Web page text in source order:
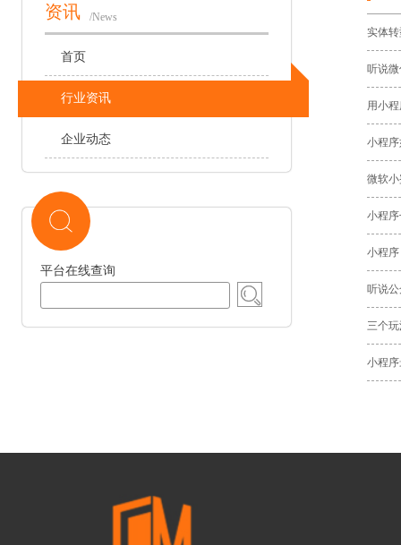
资讯 /News
首页
行业资讯
企业动态
平台在线查询
实体
听说
用小
小程
微软
小程
小程
听说
三个
小程